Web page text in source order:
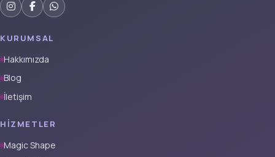
KURUMSAL
Hakkımızda
Blog
İletişim
HIZMETLER
Magic Shape